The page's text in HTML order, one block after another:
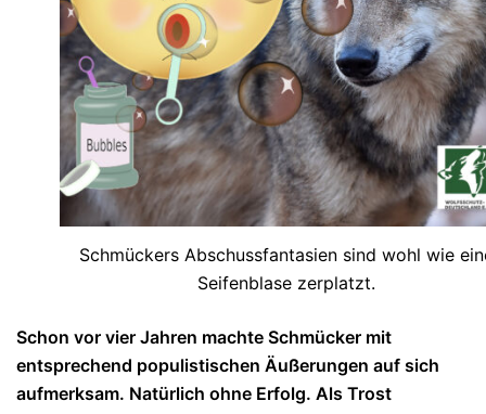
Schmückers Abschussfantasien sind wohl wie
Seifenblase zerplatzt.
Schon vor vier Jahren machte Schmücker mit
entsprechend populistischen Äußerungen auf sich
aufmerksam. Natürlich ohne Erfolg. Als Trost